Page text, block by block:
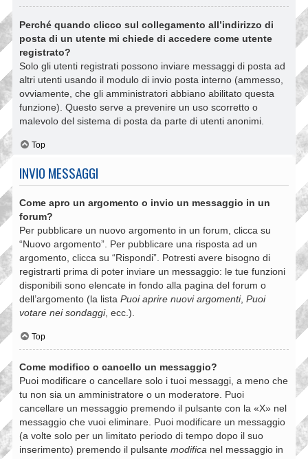
Perché quando clicco sul collegamento all’indirizzo di
posta di un utente mi chiede di accedere come utente
registrato?
Solo gli utenti registrati possono inviare messaggi di posta ad
altri utenti usando il modulo di invio posta interno (ammesso,
ovviamente, che gli amministratori abbiano abilitato questa
funzione). Questo serve a prevenire un uso scorretto o
malevolo del sistema di posta da parte di utenti anonimi.
Top
INVIO MESSAGGI
Come apro un argomento o invio un messaggio in un
forum?
Per pubblicare un nuovo argomento in un forum, clicca su
“Nuovo argomento”. Per pubblicare una risposta ad un
argomento, clicca su “Rispondi”. Potresti avere bisogno di
registrarti prima di poter inviare un messaggio: le tue funzioni
disponibili sono elencate in fondo alla pagina del forum o
dell’argomento (la lista Puoi aprire nuovi argomenti, Puoi
votare nei sondaggi, ecc.).
Top
Come modifico o cancello un messaggio?
Puoi modificare o cancellare solo i tuoi messaggi, a meno che
tu non sia un amministratore o un moderatore. Puoi
cancellare un messaggio premendo il pulsante con la «X» nel
messaggio che vuoi eliminare. Puoi modificare un messaggio
(a volte solo per un limitato periodo di tempo dopo il suo
inserimento) premendo il pulsante modifica nel messaggio in